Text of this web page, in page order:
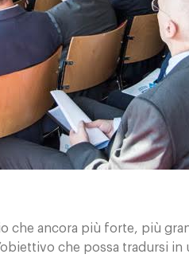
che ancora più forte, più
che possa tradursi